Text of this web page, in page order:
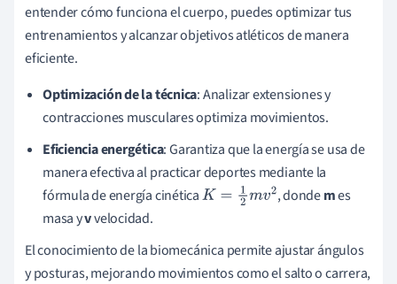
entender cómo funciona el cuerpo, puedes optimizar tus
entrenamientos y alcanzar objetivos atléticos de manera
eficiente.
Optimización de la técnica: Analizar extensiones y
contracciones musculares optimiza movimientos.
Eficiencia energética: Garantiza que la energía se usa de
manera efectiva al practicar deportes mediante la
fórmula de energía cinéticaK= 12mv2 , dondemes
masa yvvelocidad.
El conocimiento de la biomecánica permite ajustar ángulos
y posturas, mejorando movimientos como el salto o carrera,